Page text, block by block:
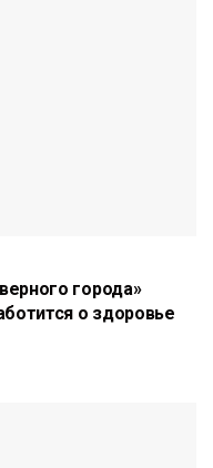
города»
о здоровье